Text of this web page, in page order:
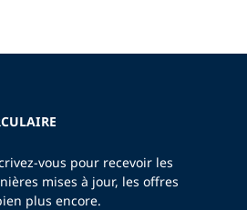
vous pour recevoir les
mises à jour, les offres
plus encore.